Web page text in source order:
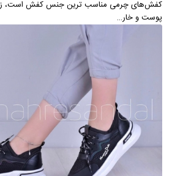
كفش‌های چرمی مناسب ترین جنس كفش است،
پوست و خار…